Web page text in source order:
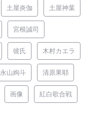
土屋炎伽 土屋神葉
宮根誠司
彼氏 木村カエラ
永山絢斗 清原果耶
画像 紅白歌合戦